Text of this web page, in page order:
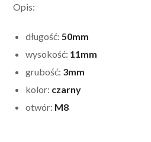
Opis:
długość: 50mm
wysokość: 11mm
grubość: 3mm
kolor: czarny
otwór: M8